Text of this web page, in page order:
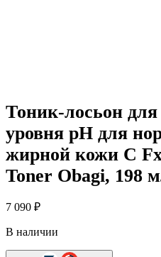
Тоник-лосьон для
уровня pH для
жирной кожи C
Toner Obagi, 198
7 090 ₽
В наличии